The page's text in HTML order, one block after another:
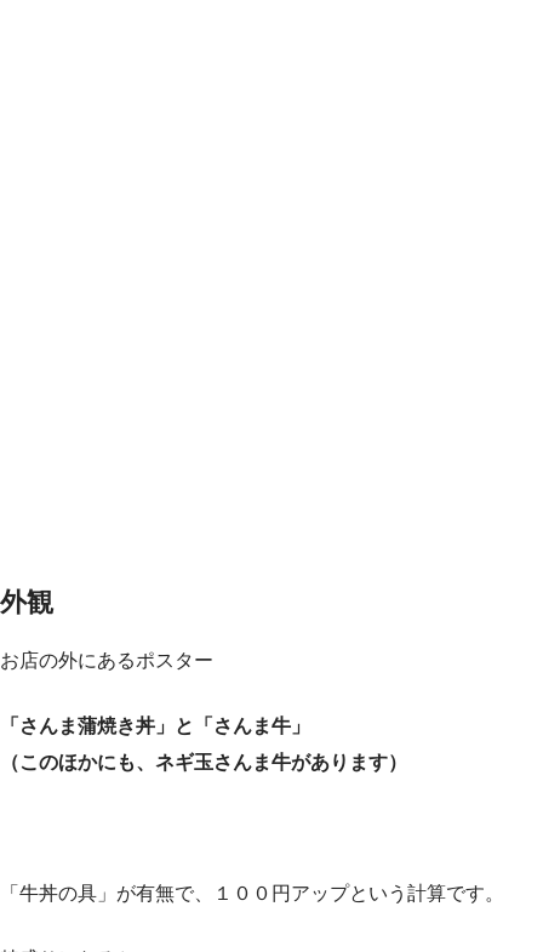
外観
お店の外にあるポスター
「さんま蒲焼き丼」と「さんま牛」
（このほかにも、ネギ玉さんま牛があります）
「牛丼の具」が有無で、１００円アップという計算です。